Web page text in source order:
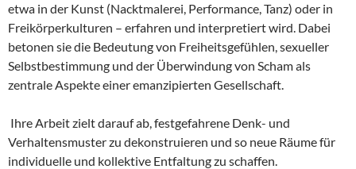
etwa in der Kunst (Nacktmalerei, Performance, Tanz) oder in
Freikörperkulturen – erfahren und interpretiert wird. Dabei
betonen sie die Bedeutung von Freiheitsgefühlen, sexueller
Selbstbestimmung und der Überwindung von Scham als
zentrale Aspekte einer emanzipierten Gesellschaft.
Ihre Arbeit zielt darauf ab, festgefahrene Denk- und
Verhaltensmuster zu dekonstruieren und so neue Räume für
individuelle und kollektive Entfaltung zu schaffen.